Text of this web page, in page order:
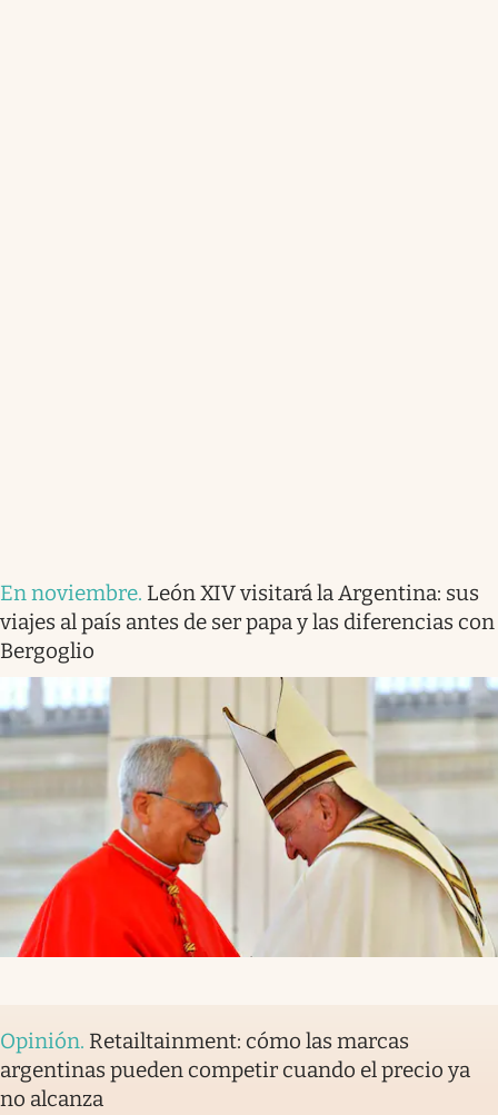
En noviembre. León XIV visitará la Argentina: sus
viajes al país antes de ser papa y las diferencias con
Bergoglio
Opinión. Retailtainment: cómo las marcas
argentinas pueden competir cuando el precio ya
no alcanza